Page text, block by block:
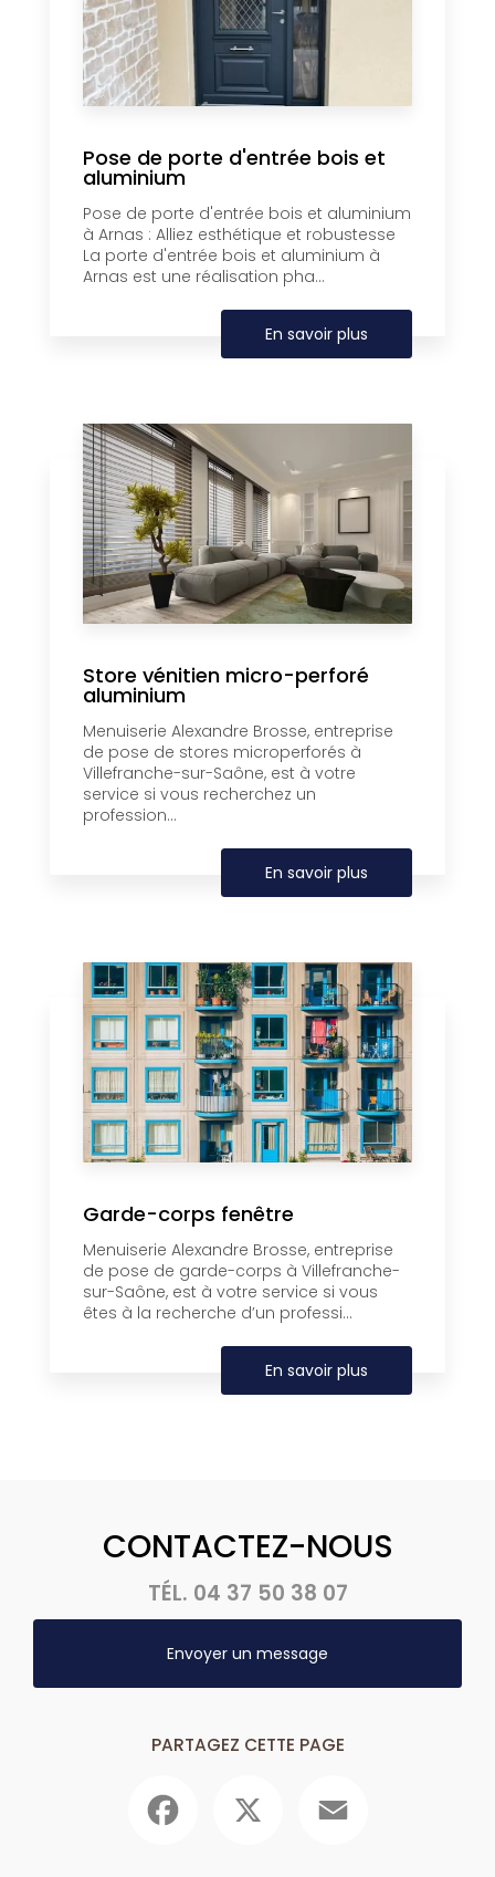
Pose de porte d'entrée bois et
aluminium
Pose de porte d'entrée bois et aluminium
à Arnas : Alliez esthétique et robustesse
La porte d'entrée bois et aluminium à
Arnas est une réalisation pha...
En savoir plus
Store vénitien micro-perforé
aluminium
Menuiserie Alexandre Brosse, entreprise
de pose de stores microperforés à
Villefranche-sur-Saône, est à votre
service si vous recherchez un
profession...
En savoir plus
Garde-corps fenêtre
Menuiserie Alexandre Brosse, entreprise
de pose de garde-corps à Villefranche-
sur-Saône, est à votre service si vous
êtes à la recherche d’un professi...
En savoir plus
CONTACTEZ-NOUS
TÉL. 04 37 50 38 07
Envoyer un message
PARTAGEZ CETTE PAGE